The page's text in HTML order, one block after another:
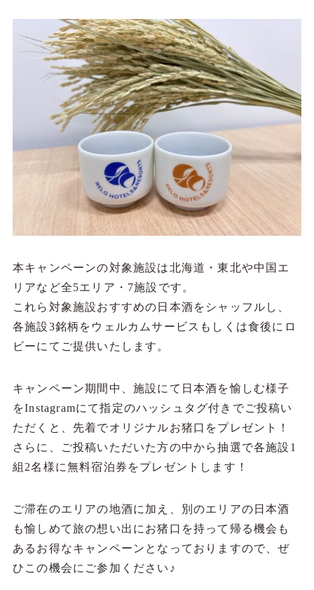
本キャンペーンの対象施設は北海道・東北や中国エ
リアなど全5エリア・7施設です。
これら対象施設おすすめの日本酒をシャッフルし、
各施設3銘柄をウェルカムサービスもしくは食後にロ
ビーにてご提供いたします。
キャンペーン期間中、施設にて日本酒を愉しむ様子
をInstagramにて指定のハッシュタグ付きでご投稿い
ただくと、先着でオリジナルお猪口をプレゼント！
さらに、ご投稿いただいた方の中から抽選で各施設1
組2名様に無料宿泊券をプレゼントします！
ご滞在のエリアの地酒に加え、別のエリアの日本酒
も愉しめて旅の想い出にお猪口を持って帰る機会も
あるお得なキャンペーンとなっておりますので、ぜ
ひこの機会にご参加ください♪